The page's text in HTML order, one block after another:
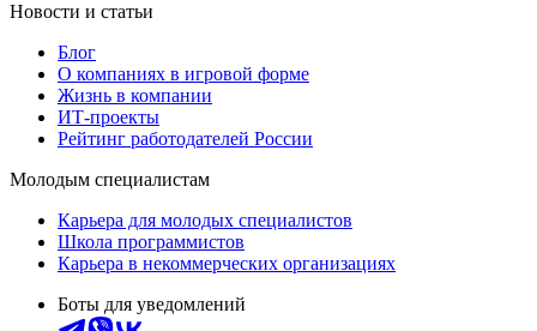
Новости и статьи
Блог
О компаниях в игровой форме
Жизнь в компании
ИТ-проекты
Рейтинг работодателей России
Молодым специалистам
Карьера для молодых специалистов
Школа программистов
Карьера в некоммерческих организациях
Боты для уведомлений